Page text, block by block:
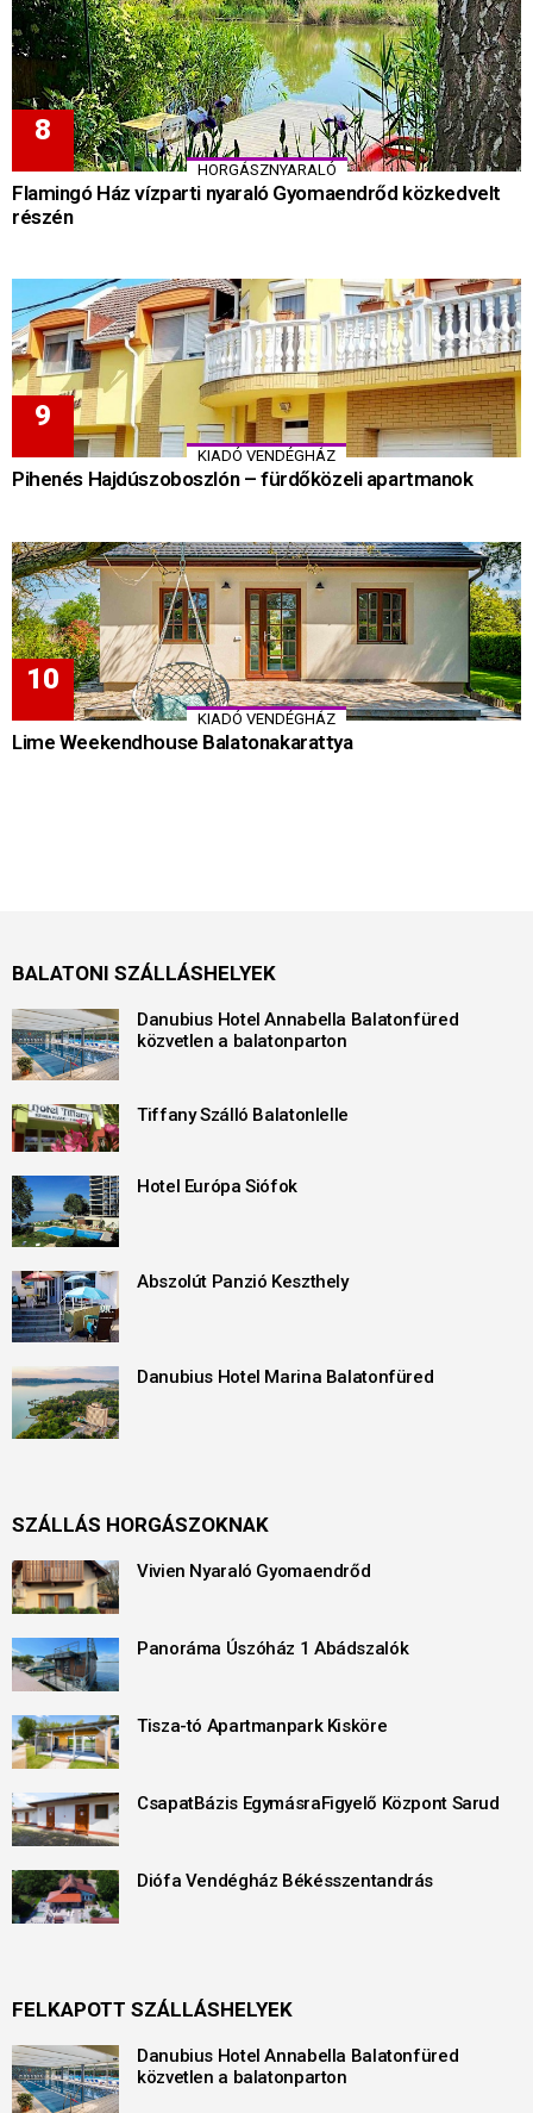
HORGÁSZNYARALÓ
Flamingó Ház vízparti nyaraló Gyomaendrőd közkedvelt
részén
KIADÓ VENDÉGHÁZ
Pihenés Hajdúszoboszlón – fürdőközeli apartmanok
KIADÓ VENDÉGHÁZ
Lime Weekendhouse Balatonakarattya
BALATONI SZÁLLÁSHELYEK
Danubius Hotel Annabella Balatonfüred
közvetlen a balatonparton
Tiffany Szálló Balatonlelle
Hotel Európa Siófok
Abszolút Panzió Keszthely
Danubius Hotel Marina Balatonfüred
SZÁLLÁS HORGÁSZOKNAK
Vivien Nyaraló Gyomaendrőd
Panoráma Úszóház 1 Abádszalók
Tisza-tó Apartmanpark Kisköre
CsapatBázis EgymásraFigyelő Központ Sarud
Diófa Vendégház Békésszentandrás
FELKAPOTT SZÁLLÁSHELYEK
Danubius Hotel Annabella Balatonfüred
közvetlen a balatonparton